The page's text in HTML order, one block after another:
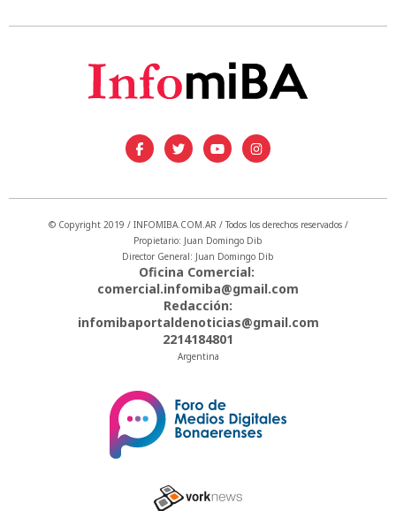
© Copyright 2019 / INFOMIBA.COM.AR / Todos los derechos reservados /
Propietario: Juan Domingo Dib
Director General: Juan Domingo Dib
Oficina Comercial:
comercial.infomiba@gmail.com
Redacción:
infomibaportaldenoticias@gmail.com
2214184801
Argentina